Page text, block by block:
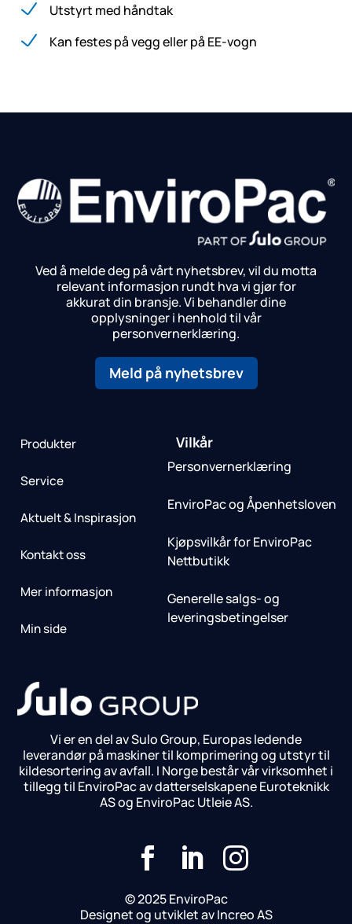
Utstyrt med håndtak
Kan festes på vegg eller på EE-vogn
Ved å melde deg på vårt nyhetsbrev, vil du motta
relevant informasjon rundt hva vi gjør for
akkurat din bransje.Vi behandler dine
opplysninger i henhold til vår
personvernerklæring.
Meld på nyhetsbrev
Produkter
Service
Aktuelt & Inspirasjon
Kontakt oss
Mer informasjon
Min side
Vilkår
Personvernerklæring
EnviroPac og Åpenhetsloven
Kjøpsvilkår for EnviroPac
Nettbutikk
Generelle salgs- og
leveringsbetingelser
Vi er en del av Sulo Group, Europas ledende
leverandør på maskiner til komprimering og utstyr til
kildesortering av avfall. I Norge består vår virksomhet i
tillegg til EnviroPac av datterselskapene Euroteknikk
AS og EnviroPac Utleie AS.
  
© 2025 EnviroPac
Designet og utviklet av Increo AS